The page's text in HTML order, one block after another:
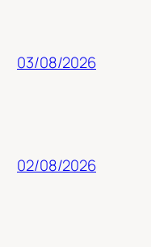
03/08/2026
02/08/2026